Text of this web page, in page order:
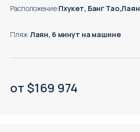
Расположение:Пхукет, Банг Тао,Лаян
Пляж:Лаян, 6 минут на машине
от $169 974